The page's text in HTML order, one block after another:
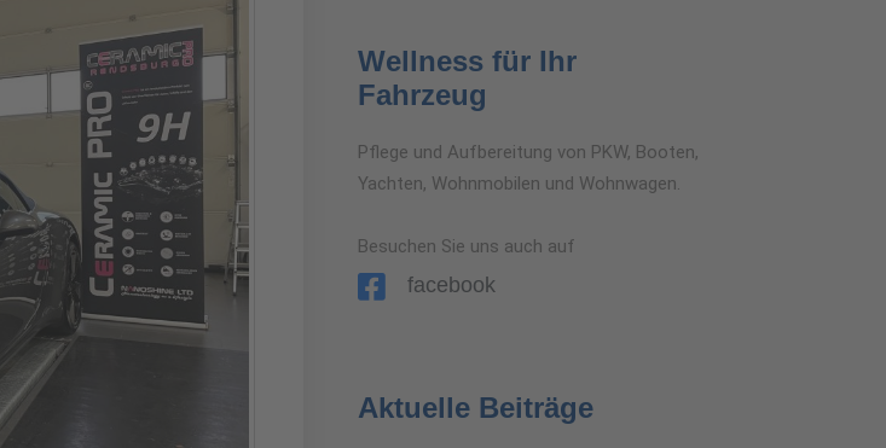
Wellness für Ihr
Fahrzeug
Pflege und Aufbereitung von PKW, Booten,
Yachten, Wohnmobilen und Wohnwagen.
Besuchen Sie uns auch auf
facebook
Aktuelle Beiträge